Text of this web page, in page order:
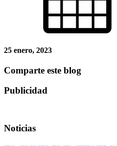
25 enero, 2023
Comparte este blog
Publicidad
Noticias